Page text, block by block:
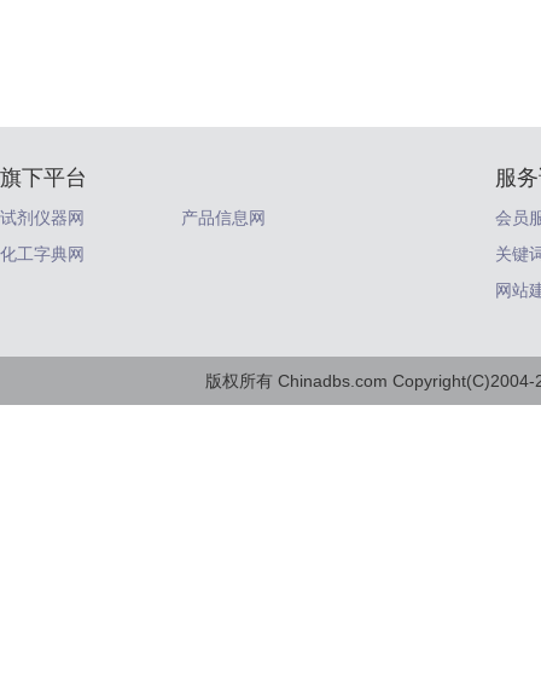
旗下平台
试剂仪器网
产品信息网
化工字典网
服
会员
关键
网站
版权所有 Chinadbs.com